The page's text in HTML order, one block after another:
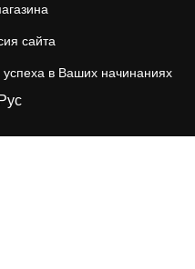
сайта
в Ваших начинаниях
Рус